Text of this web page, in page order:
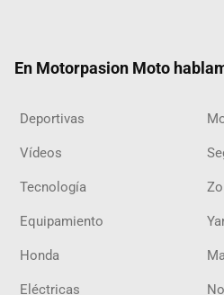
En Motorpasion Moto
Deportivas
Vídeos
Tecnología
Equipamiento
Honda
Eléctricas